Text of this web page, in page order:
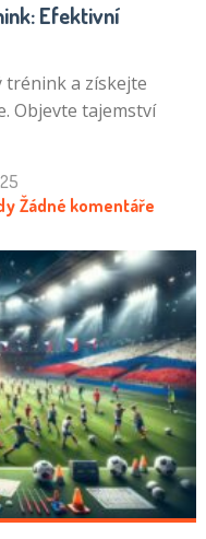
Efektivní
a získejte
Objevte tajemství
Žádné komentáře